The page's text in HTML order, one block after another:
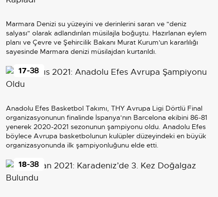
Marmara Denizi su yüzeyini ve derinlerini saran ve "deniz
salyası" olarak adlandırılan müsilajla boğuştu. Hazırlanan eylem
planı ve Çevre ve Şehircilik Bakanı Murat Kurum'un kararlılığı
sayesinde Marmara denizi müsilajdan kurtarıldı.
Anadolu Efes Basketbol Takımı, THY Avrupa Ligi Dörtlü Final
organizasyonunun finalinde İspanya’nın Barcelona ekibini 86-81
yenerek 2020-2021 sezonunun şampiyonu oldu. Anadolu Efes
böylece Avrupa basketbolunun kulüpler düzeyindeki en büyük
organizasyonunda ilk şampiyonluğunu elde etti.
17-38
18-38